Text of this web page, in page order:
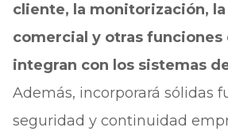
cliente, la monitorización,
comercial y otras funciones
integran con los sistemas
Además, incorporará sólidas
seguridad y continuidad